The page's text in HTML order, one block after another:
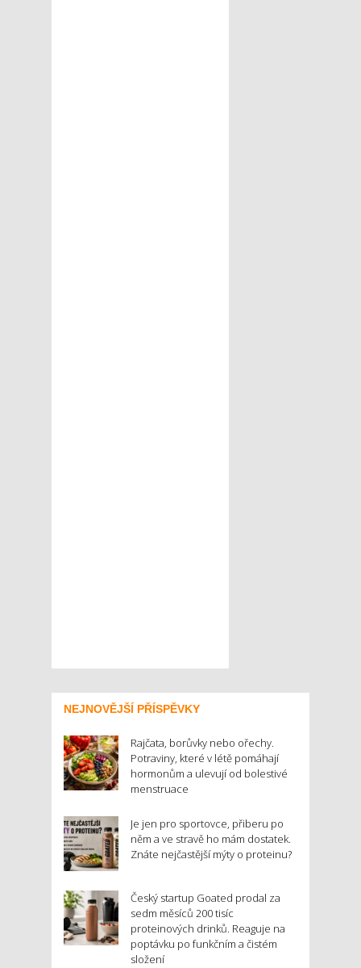
NEJNOVĚJŠÍ PŘÍSPĚVKY
Rajčata, borůvky nebo ořechy.
Potraviny, které v létě pomáhají
hormonům a ulevují od bolestivé
menstruace
Je jen pro sportovce, přiberu po
něm a ve stravě ho mám dostatek.
Znáte nejčastější mýty o proteinu?
Český startup Goated prodal za
sedm měsíců 200 tisíc
proteinových drinků. Reaguje na
poptávku po funkčním a čistém
složení